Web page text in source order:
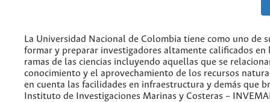
La Universidad Nacional de Colombia tiene como uno de
formar y preparar investigadores altamente calificados en
ramas de las ciencias incluyendo aquellas que se
conocimiento y el aprovechamiento de los recursos
en cuenta las facilidades en infraestructura y demás que
Instituto de Investigaciones Marinas y Costeras –